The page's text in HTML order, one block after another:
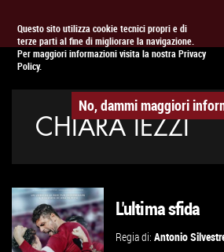
Questo sito utilizza cookie tecnici propri e di
terze parti al fine di migliorare la navigazione.
Per maggiori informazioni visita la nostra Privacy
Policy.
No, dammi maggiori
APPUNTAMENTO AL CINEMA
CHIARA IEZZI
L'ultima sfida
Regia di:Antonio